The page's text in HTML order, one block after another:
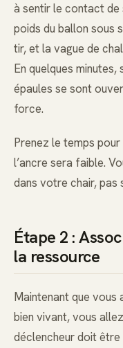
à sentir le contact de
poids du ballon sous
tir, et la vague de
En quelques minutes,
épaules se sont
force.
Prenez le temps
l’ancre sera faible.
dans votre chair, pas
Étape 2 :
la ressource
Maintenant que
bien vivant, vous
déclencheur doit